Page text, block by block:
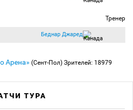
Тренер
Беднар Джаред
Арена» (Сент-Пол) Зрителей: 18979
ТУРА